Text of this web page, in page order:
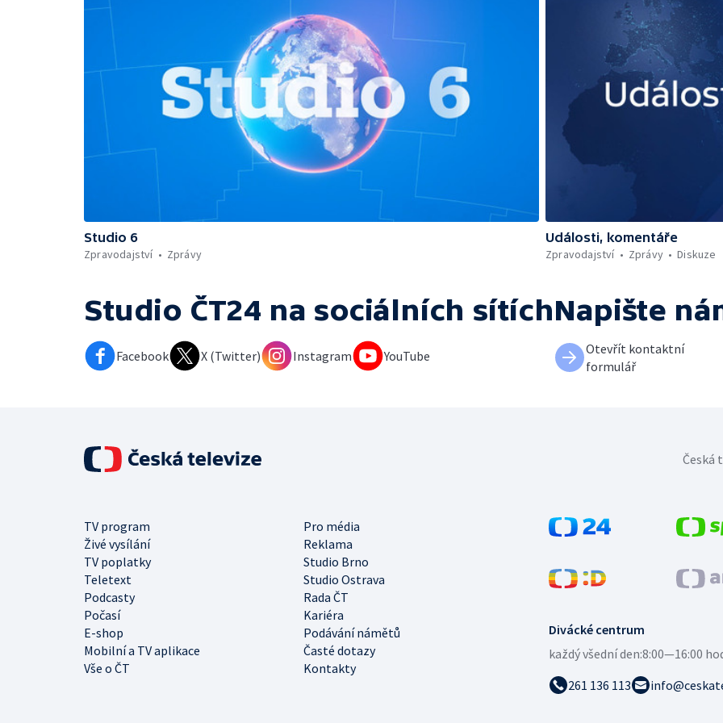
Studio 6
Zpravodajství
Zprávy
Události, komentáře
Zpravodajství
Zprávy Diskuze
Studio ČT24 na sociálních sítích
Facebook X (Twitter) Instagram YouTube
Napište
Otevřít kontaktní
formulář
Divácké centrum
každý všední den:8:00—16:00
261 136 113
TV program
Pro média
Živé vysílání
Reklama
TV poplatky
Studio Brno
Teletext
Studio Ostrava
Podcasty
Rada ČT
Počasí
Kariéra
E-shop
Podávání námětů
Mobilní a TV aplikace
Časté dotazy
Vše o ČT
Kontakty
Česká